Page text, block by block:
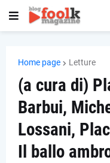
Home page Letture
(a cura di)
Barbui,
Lossani,
Il ballo